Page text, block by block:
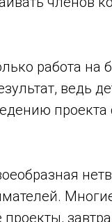
работа на
ведь